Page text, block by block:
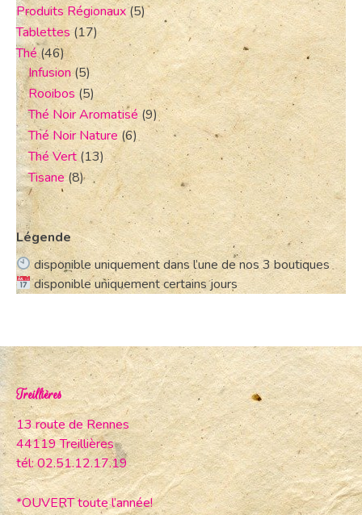
Produits Régionaux(5)
Tablettes(17)
Thé (46)
Infusion(5)
Rooibos (5)
Thé Noir Aromatisé (9)
Thé Noir Nature (6)
Thé Vert (13)
Tisane (8)
Légende
disponible uniquement dans l’une de nos 3 boutiques
disponible uniquement certains jours
Treillières
13 route de Rennes
44119 Treillières
tél: 02.51.12.17.19
*OUVERT toute l’année!